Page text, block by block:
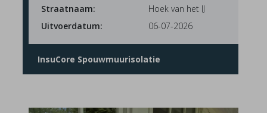
Straatnaam:
Hoek van het IJ
Uitvoerdatum:
06-07-2026
InsuCore Spouwmuurisolatie